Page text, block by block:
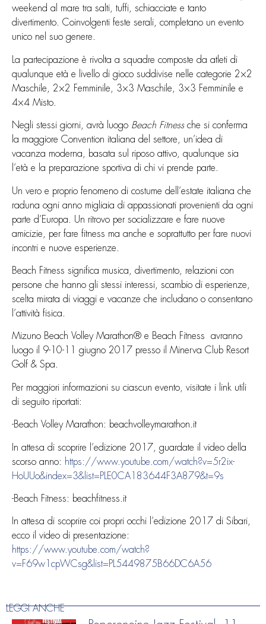
weekend al mare tra salti, tuffi, schiacciate e tanto
divertimento. Coinvolgenti feste serali, completano un evento
unico nel suo genere.
La partecipazione è rivolta a squadre composte da atleti di
qualunque età e livello di gioco suddivise nelle categorie 2×2
Maschile, 2×2 Femminile, 3×3 Maschile, 3×3 Femminile e
4×4 Misto.
Negli stessi giorni, avrà luogo Beach Fitnessche si conferma
la maggiore Convention italiana del settore, un’idea di
vacanza moderna, basata sul riposo attivo, qualunque sia
l’età e la preparazione sportiva di chi vi prende parte.
Un vero e proprio fenomeno di costume dell’estate italiana che
raduna ogni anno migliaia di appassionati provenienti da ogni
parte d’Europa. Un ritrovo per socializzare e fare nuove
amicizie, per fare fitness ma anche e soprattutto per fare nuovi
incontri e nuove esperienze.
Beach Fitness significa musica, divertimento, relazioni con
persone che hanno gli stessi interessi, scambio di esperienze,
scelta mirata di viaggi e vacanze che includano o consentano
l’attività fisica.
Mizuno Beach Volley Marathon® e Beach Fitness avranno
luogo il 9-10-11 giugno 2017 presso il Minerva Club Resort
Golf & Spa.
Per maggiori informazioni su ciascun evento, visitate i link utili
di seguito riportati:
-Beach Volley Marathon: beachvolleymarathon.it
In attesa di scoprire l’edizione 2017, guardate il video della
scorso anno: https://www.youtube.com/watch?v=5r2ix-
HoUUo&index=3&list=PLE0CA183644F3A879&t=9s
-Beach Fitness: beachfitness.it
In attesa di scoprire coi propri occhi l’edizione 2017 di Sibari,
ecco il video di presentazione:
https://www.youtube.com/watch?
v=F69w1cpWCsg&list=PL5449875B66DC6A56
LEGGI ANCHE